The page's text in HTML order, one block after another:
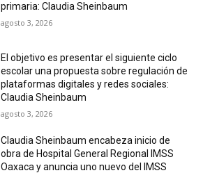
primaria: Claudia Sheinbaum
agosto 3, 2026
El objetivo es presentar el siguiente ciclo
escolar una propuesta sobre regulación de
plataformas digitales y redes sociales:
Claudia Sheinbaum
agosto 3, 2026
Claudia Sheinbaum encabeza inicio de
obra de Hospital General Regional IMSS
Oaxaca y anuncia uno nuevo del IMSS